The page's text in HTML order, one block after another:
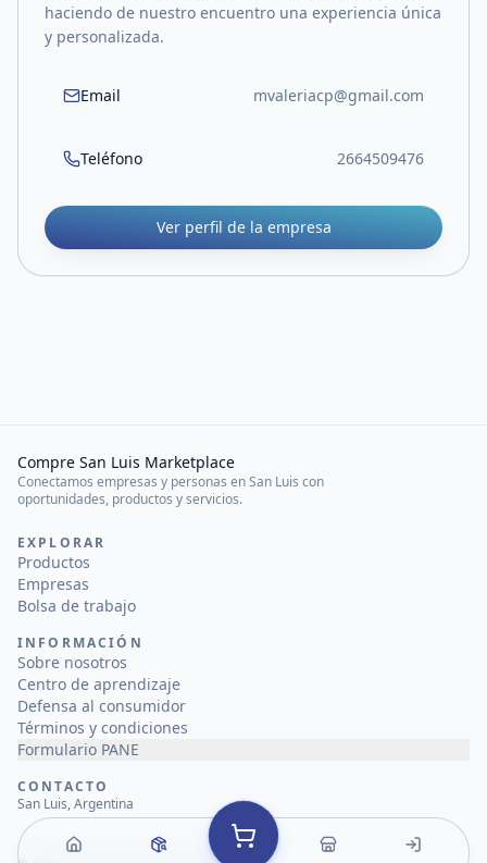
haciendo de nuestro encuentro una experiencia única
y personalizada.
Email mvaleriacp@gmail.com
Teléfono 2664509476
Ver perfil de la empresa
Compre San Luis Marketplace
Conectamos empresas y personas en San Luis con
oportunidades, productos y servicios.
EXPLORAR
Productos
Empresas
Bolsa de trabajo
INFORMACIÓN
Sobre nosotros
Centro de aprendizaje
Defensa al consumidor
Términos y condiciones
Formulario PANE
CONTACTO
San Luis, Argentina